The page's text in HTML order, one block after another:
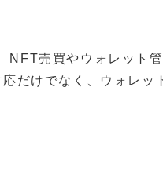
NFT売買やウォレット
だけでなく、ウォレッ